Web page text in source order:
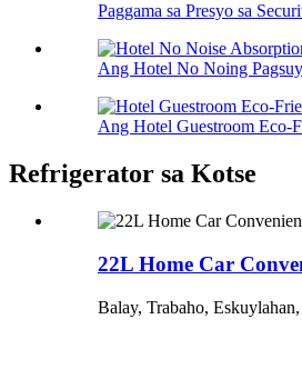
Paggama sa Presyo sa
Ang Hotel No Noing
Ang Hotel Guestroom Eco-
Refrigerator sa Kotse
22L Home Car
Balay, Trabaho,